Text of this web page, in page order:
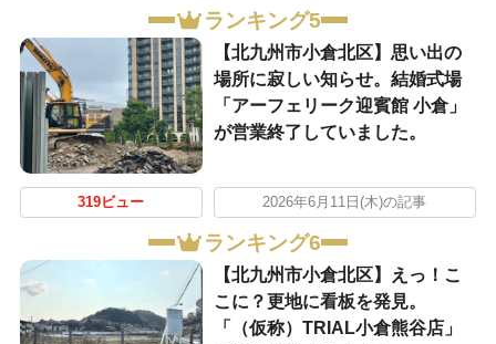
ランキング5
【北九州市小倉北区】思い出の
場所に寂しい知らせ。結婚式場
「アーフェリーク迎賓館 小倉」
が営業終了していました。
319ビュー 2026年6月11日(木)の記事
ランキング6
【北九州市小倉北区】えっ！こ
こに？更地に看板を発見。
「（仮称）TRIAL小倉熊谷店」